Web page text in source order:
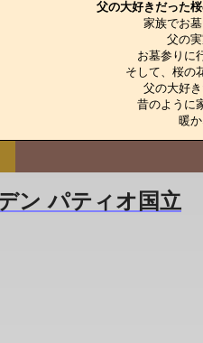
父の大好きだった
家族でお
父の
お墓参りに
そして、桜の
父の大好
昔のように
暖
ン パティオ国立